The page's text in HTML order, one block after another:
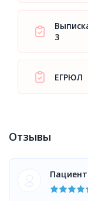
3
ЕГРЮЛ
Отзывы
Пациент